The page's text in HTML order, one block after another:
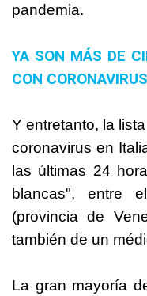
pandemia.
YA SON MÁS DE
CON CORONAVIRUS
Y entretanto, la
coronavirus en
las últimas 24
blancas", entre
(provincia de
también de un
La gran mayoría